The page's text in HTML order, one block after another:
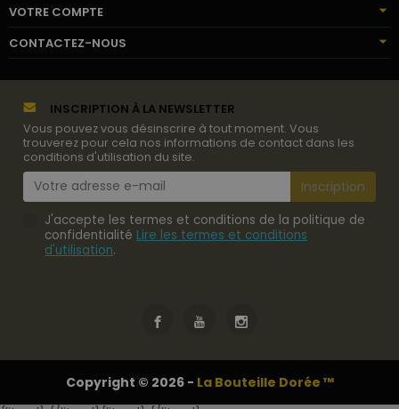
VOTRE COMPTE
CONTACTEZ-NOUS
INSCRIPTION À LA NEWSLETTER
Vous pouvez vous désinscrire à tout moment. Vous
trouverez pour cela nos informations de contact dans les
conditions d'utilisation du site.
J'accepte les termes et conditions de la politique de
confidentialité Lire les termes et conditions
d'utilisation.
Copyright © 2026 - La Bouteille Dorée ™